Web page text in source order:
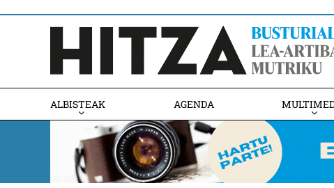
ALBISTEAK AGENDA